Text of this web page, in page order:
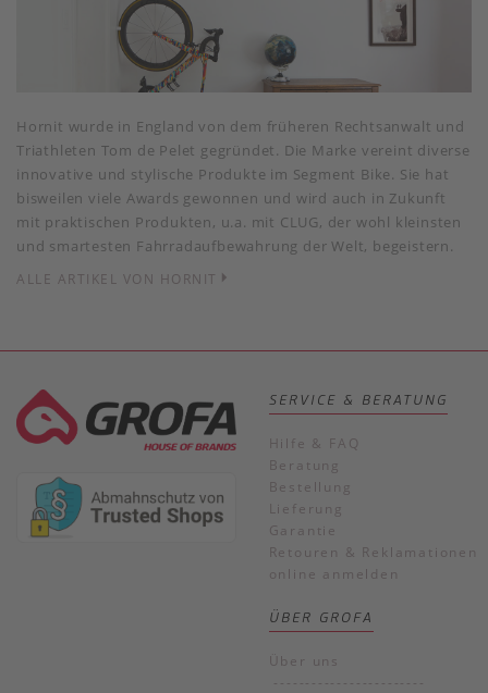
Hornit wurde in England von dem früheren Rechtsanwalt und
Triathleten Tom de Pelet gegründet. Die Marke vereint diverse
innovative und stylische Produkte im Segment Bike. Sie hat
bisweilen viele Awards gewonnen und wird auch in Zukunft
mit praktischen Produkten, u.a. mit CLUG, der wohl kleinsten
und smartesten Fahrradaufbewahrung der Welt, begeistern.
ALLE ARTIKEL VON HORNIT
SERVICE & BERATUNG
Hilfe & FAQ
Beratung
Bestellung
Lieferung
Garantie
Retouren & Reklamationen
online anmelden
ÜBER GROFA
Über uns
------------------------